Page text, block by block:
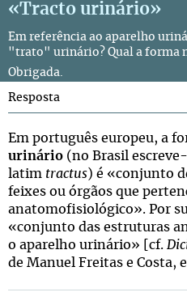
«Tracto urinário»
Em referência ao aparelho
"trato" urinário? Qual a forma
Obrigada.
Resposta
Em português europeu, a
urinário (no Brasil
latim tractus) é «conjunto
feixes ou órgãos que
anatomofisiológico». Por
«conjunto das estruturas
o aparelho urinário» [cf.
de Manuel Freitas e Costa,